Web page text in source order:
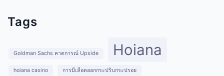
Tags
Goldman Sachs คาดการณ์ Upside Hoiana
hoiana casino การมีเลือดออกกระปริบกระปรอย